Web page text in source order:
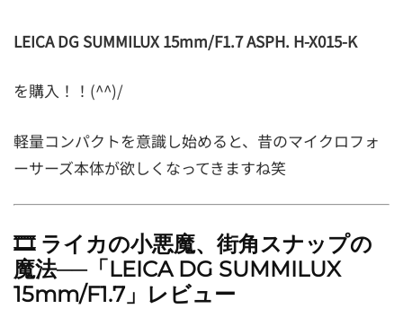
LEICA DG SUMMILUX 15mm/F1.7 ASPH. H-X015-K
を購入！！(^^)/
軽量コンパクトを意識し始めると、昔のマイクロフォ
ーサーズ本体が欲しくなってきますね笑
🎞️ ライカの小悪魔、街角スナップの
魔法──「LEICA DG SUMMILUX
15mm/F1.7」レビュー